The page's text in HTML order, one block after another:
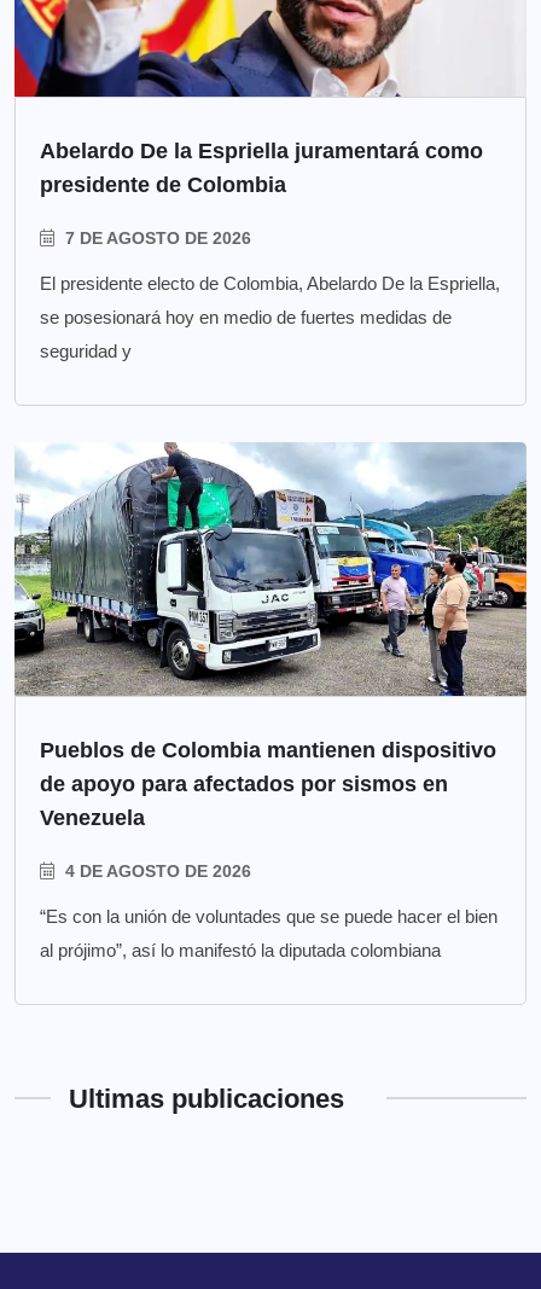
Abelardo De la Espriella juramentará como
presidente de Colombia
7 DE AGOSTO DE 2026
El presidente electo de Colombia, Abelardo De la Espriella,
se posesionará hoy en medio de fuertes medidas de
seguridad y
Pueblos de Colombia mantienen dispositivo
de apoyo para afectados por sismos en
Venezuela
4 DE AGOSTO DE 2026
“Es con la unión de voluntades que se puede hacer el bien
al prójimo”, así lo manifestó la diputada colombiana
Ultimas publicaciones